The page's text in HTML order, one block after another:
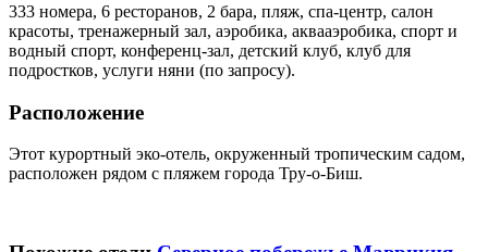
333 номера, 6 ресторанов, 2 бара, пляж, спа-центр, салон
красоты, тренажерный зал, аэробика, аквааэробика, спорт и
водный спорт, конференц-зал, детский клуб, клуб для
подростков, услуги няни (по запросу).
Расположение
Этот курортный эко-отель, окруженный тропическим садом,
расположен рядом с пляжем города Тру-о-Биш.